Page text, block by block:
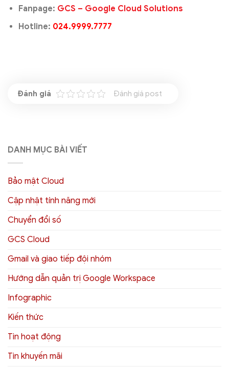
Fanpage: GCS – Google Cloud Solutions
Hotline: 024.9999.7777
Đánh giá post
DANH MỤC BÀI VIẾT
Bảo mật Cloud
Cập nhật tính năng mới
Chuyển đổi số
GCS Cloud
Gmail và giao tiếp đội nhóm
Hướng dẫn quản trị Google Workspace
Infographic
Kiến thức
Tin hoạt động
Tin khuyến mãi